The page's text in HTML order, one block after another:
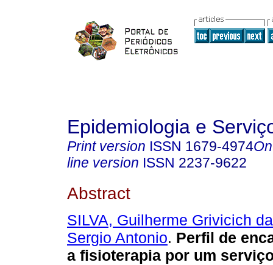
Epidemiologia e
Print version ISSN 1679-4974
line version ISSN 2237-9622
Abstract
SILVA, Guilherme Grivicich da
Sergio Antonio. Perfil de
a fisioterapia por um